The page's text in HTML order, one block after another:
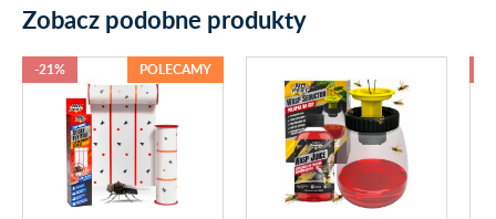
Zobacz podobne produkty
-21% POLECAMY